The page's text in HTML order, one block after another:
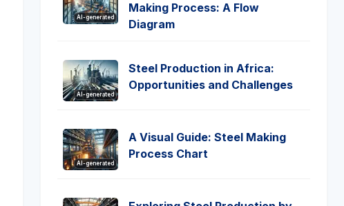
AI-generated
Making Process: A Flow
Diagram
AI-generated
Steel Production in Africa:
Opportunities and Challenges
AI-generated
A Visual Guide: Steel Making
Process Chart